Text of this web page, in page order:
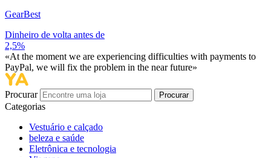
GearBest
Dinheiro de volta antes de
2,5%
«At the moment we are experiencing difficulties with payments to
PayPal, we will fix the problem in the near future»
Procurar Procurar
Categorias
Vestuário e calçado
beleza e saúde
Eletrônica e tecnologia